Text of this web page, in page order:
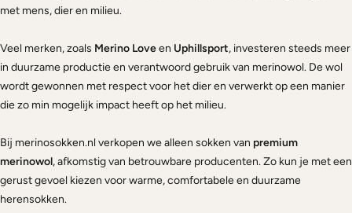
met mens, dier en milieu.
Veel merken, zoals Merino Loveen Uphillsport, investeren steeds meer
in duurzame productie en verantwoord gebruik van merinowol. De wol
wordt gewonnen met respect voor het dier en verwerkt op een manier
die zo min mogelijk impact heeft op het milieu.
Bij merinosokken.nl verkopen we alleen sokken van premium
merinowol, afkomstig van betrouwbare producenten. Zo kun je met een
gerust gevoel kiezen voor warme, comfortabele en duurzame
herensokken.